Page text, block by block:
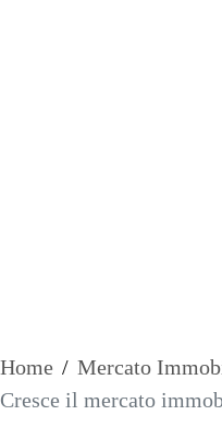
Home / Mercato
Cresce il mercato